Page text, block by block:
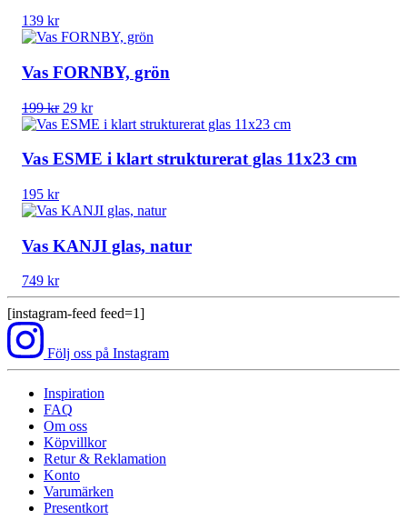
139 kr
Vas FORNBY, grön
199kr Det
ursprungliga
var:
29 krDet
nuvarande
är:
Vas ESME i klart strukturerat glas 11x23 cm
195 kr
Vas KANJI glas, natur
749 kr
[instagram-feed feed=1]
Följ oss på Instagram
Inspiration
FAQ
Om oss
Köpvillkor
Retur & Reklamation
Konto
Varumärken
Presentkort